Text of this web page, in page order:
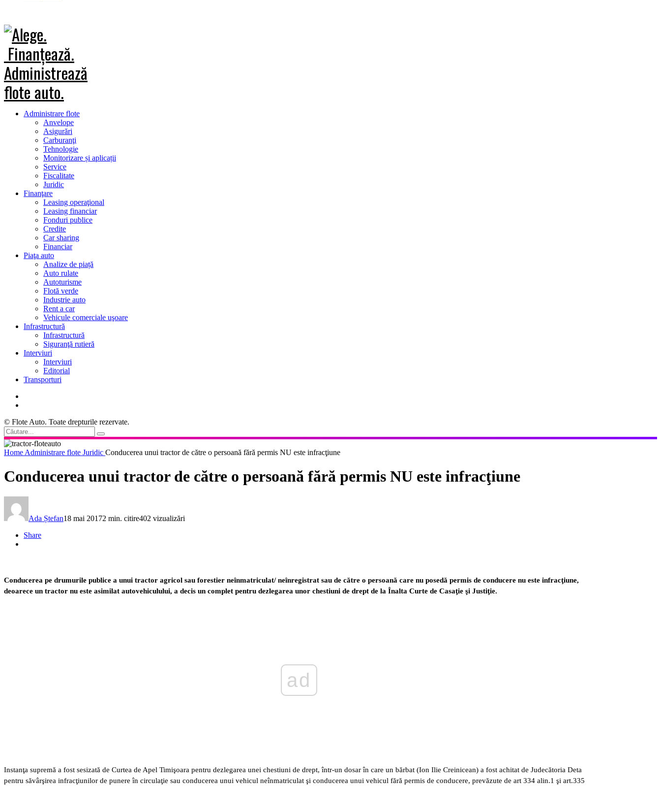
Administrare flote
Anvelope
Asigurări
Carburanţi
Tehnologie
Monitorizare și aplicații
Service
Fiscalitate
Juridic
Finanţare
Leasing operaţional
Leasing financiar
Fonduri publice
Credite
Car sharing
Financiar
Piaţa auto
Analize de piață
Auto rulate
Autoturisme
Flotă verde
Industrie auto
Rent a car
Vehicule comerciale uşoare
Infrastructură
Infrastructură
Siguranţă rutieră
Interviuri
Interviuri
Editorial
Transporturi
© Flote Auto. Toate drepturile rezervate.
Home Administrare flote Juridic Conducerea unui tractor de către o persoană fără permis NU este infracţiune
Conducerea unui tractor de către o persoană fără permis NU este infracţiune
Ada Ștefan18 mai 20172 min. citire402 vizualizări
Share
Conducerea pe drumurile publice a unui tractor agricol sau forestier neînmatriculat/ neînregistrat sau de către o persoană care nu posedă permis de conducere nu este infracţiune,
deoarece un tractor nu este asimilat autovehiculului, a decis un complet pentru dezlegarea unor chestiuni de drept de la Înalta Curte de Casaţie şi Justiţie.
ad
Instanţa supremă a fost sesizată de Curtea de Apel Timişoara pentru dezlegarea unei chestiuni de drept, într-un dosar în care un bărbat (Ion Ilie Creinicean) a fost achitat de Judecătoria Deta
pentru săvârşirea infracţiunilor de punere în circulaţie sau conducerea unui vehicul neînmatriculat şi conducerea unui vehicul fără permis de conducere, prevăzute de art 334 alin.1 şi art.335